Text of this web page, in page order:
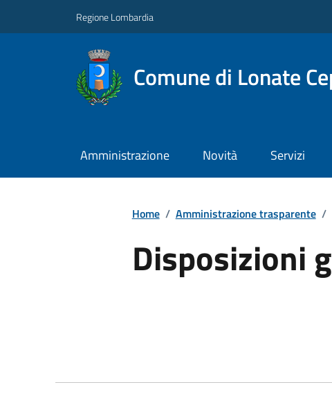
Regione Lombardia
Comune di Lonate
Amministrazione Novità Servizi
Home / Amministrazione trasparente /
Disposizioni